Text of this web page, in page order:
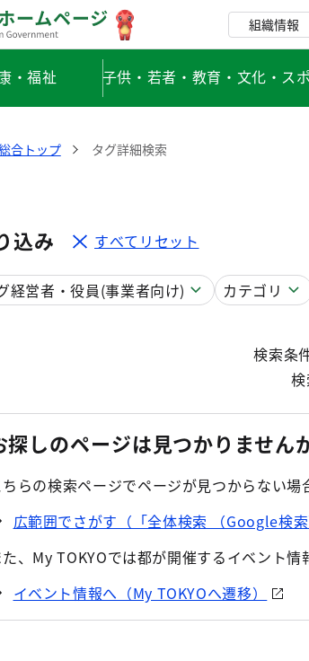
組織情報
・福祉 子供・若者・教育・文化・ス
合トップ タグ詳細検索
込み すべてリセット
経営者・役員(事業者向け) カテゴリ
検索条
探しのページは見つかりません
ちらの検索ページでページが見つからない
広範囲でさがす（「全体検索 （Google検索
た、My TOKYOでは都が開催するイベント
イベント情報へ（My TOKYOへ遷移）